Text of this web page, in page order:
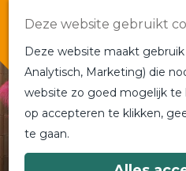
Deze website gebruikt
Deze website maakt
Analytisch, Marketing) die
website zo goed mogelijk
op accepteren te klikken,
te gaan.
a
a
a
Bij ons
Plan je